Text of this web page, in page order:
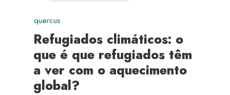
quercus
Refugiados climáticos: o
que é que refugiados têm
a ver com o aquecimento
global?